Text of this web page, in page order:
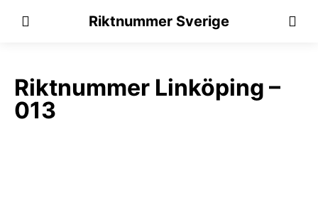
Riktnummer Sverige
Riktnummer Linköping –
013